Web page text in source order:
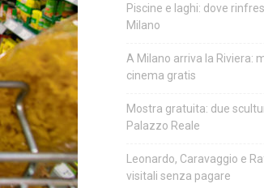
Piscine e laghi: dove
Milano
A Milano arriva la Riviera:
cinema gratis
Mostra gratuita: due
Palazzo Reale
Leonardo, Caravaggio e
visitali senza pagare